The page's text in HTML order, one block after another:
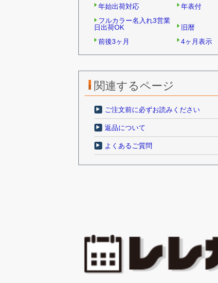
年始出荷対応
年表付
フルカラー名入れ3営業
日出荷OK
旧暦
前後3ヶ月
4ヶ月表示
関連するページ
ご注文前に必ずお読みください
返品について
よくあるご質問